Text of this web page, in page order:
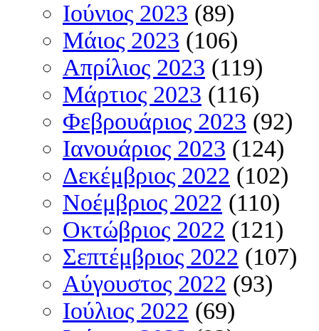
Ιούνιος 2023 (89)
Μάιος 2023 (106)
Απρίλιος 2023 (119)
Μάρτιος 2023 (116)
Φεβρουάριος 2023 (92)
Ιανουάριος 2023 (124)
Δεκέμβριος 2022 (102)
Νοέμβριος 2022 (110)
Οκτώβριος 2022 (121)
Σεπτέμβριος 2022 (107)
Αύγουστος 2022 (93)
Ιούλιος 2022 (69)